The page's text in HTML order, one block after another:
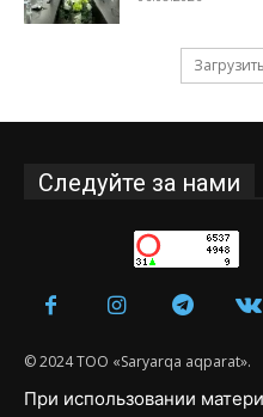
Следуйте за нами
© 2024 ТОО «Saryarqa aqparat».
При использовании